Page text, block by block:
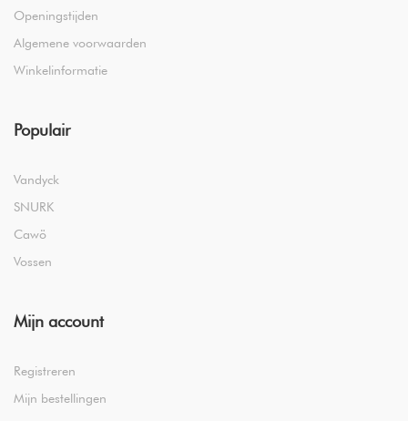
Openingstijden
Algemene voorwaarden
Winkelinformatie
Populair
Vandyck
SNURK
Cawö
Vossen
Mijn account
Registreren
Mijn bestellingen